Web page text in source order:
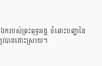
របស់ព្រះពុទ្ធអង្គ ចំពោះបញ្ហានៃ
បានដោះស្រាយ។